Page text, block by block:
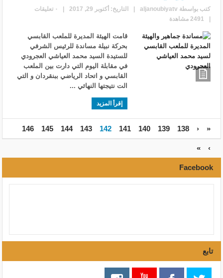
كتب بواسطةaljanoubiyatv
| التاريخ: أكتوبر 29, 2017 |
٠ تعليقات
|
2491 مشاهدة
قامت الهيئة المديرة للملعب القابسي
بحركة نبيلة مساندة للرئيس الشرفي
للستيدة السيد محمد العياشي العجرودي
في مقابلة اليوم التي دارت بين الملعب
القابسي و اتحاد الرياضي ببنقردان و التي
الت نتيجتها النهائي ...
إقرأ المزيد
«
‹
138
139
140
141
142
143
144
145
146
›
»
Facebook
تابع